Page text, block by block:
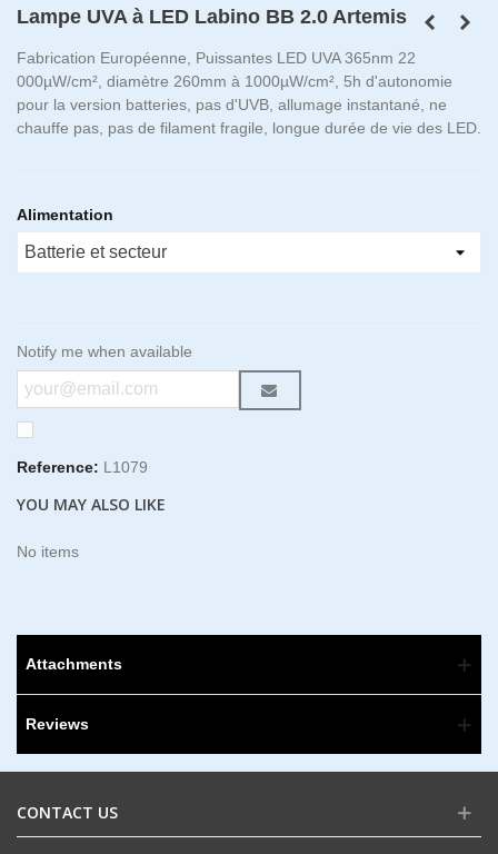
Lampe UVA à LED Labino BB 2.0 Artemis
Fabrication Européenne, Puissantes LED UVA 365nm 22
000µW/cm², diamètre 260mm à 1000µW/cm², 5h d'autonomie
pour la version batteries, pas d'UVB, allumage instantané, ne
chauffe pas, pas de filament fragile, longue durée de vie des LED.
Alimentation
Notify me when available
Reference: L1079
YOU MAY ALSO LIKE
No items
Attachments
Reviews
CONTACT US